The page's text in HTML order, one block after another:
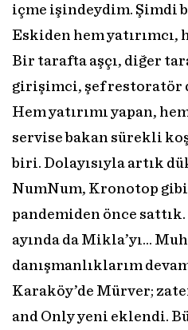
içme işindeydim. Şimdi
Eskiden hem
Bir tarafta aşçı, diğer
girişimci, şef restoratör
Hem yatırımı yapan,
servise bakan sürekli
biri. Dolayısıyla artık
NumNum, Kronotop
pandemiden önce
ayında da Mikla’yı…
danışmanlıklarım
Karaköy’de Mürver;
and Only yeni eklendi.